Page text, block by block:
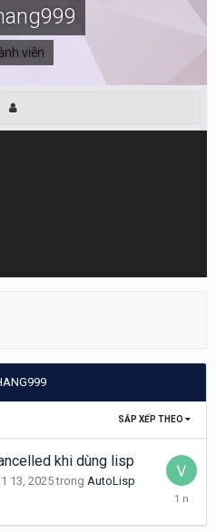
viên
SẮP XẾP THEO
khi dùng lisp
13, 2025trong AutoLisp
Tháng
14,